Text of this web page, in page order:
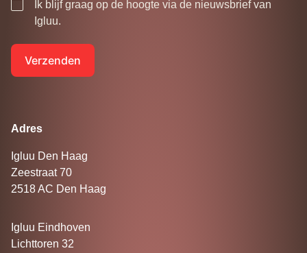
GeenIk blijf graag op de hoogte via de nieuwsbrief van
Igluu.
Verzenden
Adres
Igluu Den Haag
Zeestraat 70
2518 AC Den Haag
Igluu Eindhoven
Lichttoren 32